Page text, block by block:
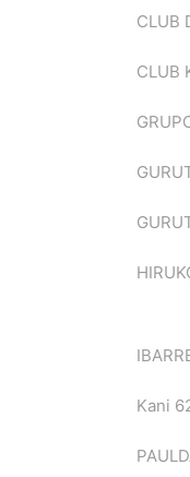
CLUB
CLUB
Kani